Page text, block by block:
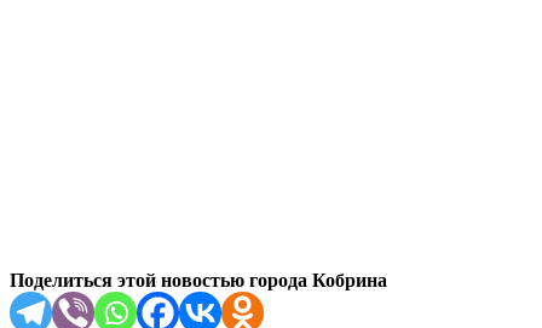
Поделиться этой новостью города Кобрина